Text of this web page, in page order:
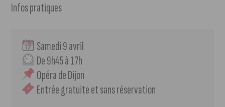
Infos pratiques
Samedi 9 avril
De 9h45 à 17h
Opéra de Dijon
Entrée gratuite et sans réservation